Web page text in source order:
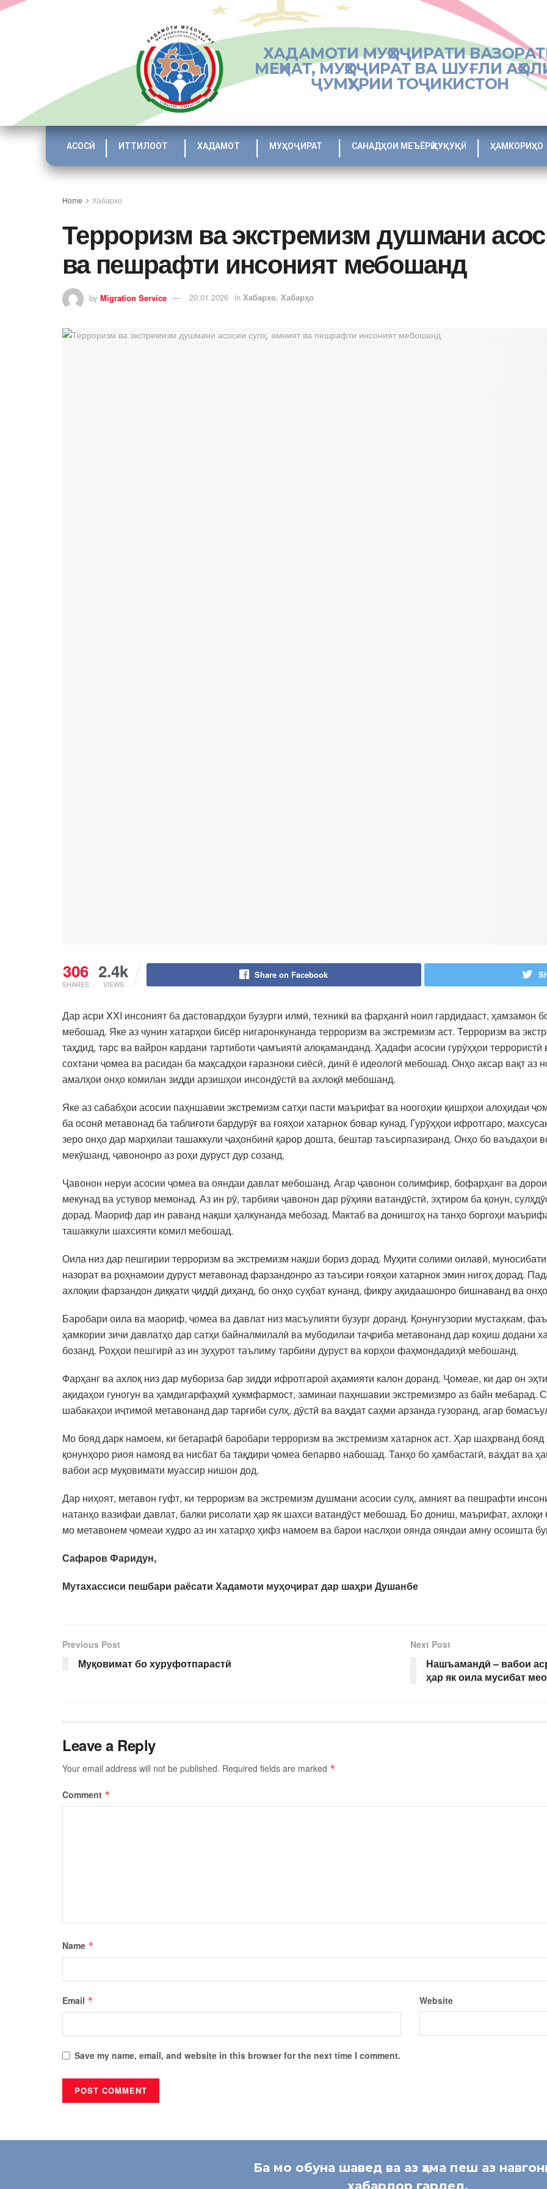
ХАДАМОТИ МУҲОҶИРАТИ
МЕҲНАТ, МУҲОҶИРАТ ВА ШУҒЛИ
ҶУМҲУРИИ ТОҶИКИСТОН
АСОСӢ ИТТИЛООТ ХАДАМОТ МУҲОҶИРАТ САНАДҲОИ МЕЪЁРӢ ҲУҚУҚӢ ҲАМКОРИҲО
Home Хабархо
Терроризм ва экстремизм душмани
ва пешрафти инсоният мебошанд
by Migration Service 20.01.2026 in Хабархо, Хабарҳо
306
SHARES
2.4k
VIEWS
Share on Facebook
Дар асри XXI инсоният ба дастовардҳои бузурги илмӣ, техникӣ ва фарҳангӣ ноил гардидааст, ҳамзамон
мебошад. Яке аз чунин хатарҳои бисёр нигаронкунанда терроризм ва экстремизм аст. Терроризм ва
таҳдид, тарс ва вайрон кардани тартиботи ҷамъиятӣ алоқаманданд. Ҳадафи асосии гурӯҳҳои
сохтани ҷомеа ва расидан ба мақсадҳои ғаразноки сиёсӣ, динӣ ё идеологӣ мебошад. Онҳо аксар вақт
амалҳои онҳо комилан зидди арзишҳои инсондӯстӣ ва ахлоқӣ мебошанд.
Яке аз сабабҳои асосии паҳншавии экстремизм сатҳи пасти маърифат ва ноогоҳии қишрҳои алоҳидаи
ба осонӣ метавонад ба таблиғоти бардурӯғ ва ғояҳои хатарнок бовар кунад. Гурӯҳҳои ифротгаро,
зеро онҳо дар марҳилаи ташаккули ҷаҳонбинӣ қарор дошта, бештар таъсирпазиранд. Онҳо бо ваъдаҳои
мекӯшанд, ҷавононро аз роҳи дуруст дур созанд.
Ҷавонон неруи асосии ҷомеа ва ояндаи давлат мебошанд. Агар ҷавонон солимфикр, бофарҳанг ва
мекунад ва устувор мемонад. Аз ин рӯ, тарбияи ҷавонон дар рӯҳияи ватандӯстӣ, эҳтиром ба қонун,
дорад. Маориф дар ин раванд нақши ҳалкунанда мебозад. Мактаб ва донишгоҳ на танҳо боргоҳи
ташаккули шахсияти комил мебошад.
Оила низ дар пешгирии терроризм ва экстремизм нақши бориз дорад. Муҳити солими оилавӣ,
назорат ва роҳнамоии дуруст метавонад фарзандонро аз таъсири ғояҳои хатарнок эмин нигоҳ дорад.
ахлоқии фарзандон диққати ҷиддӣ диҳанд, бо онҳо суҳбат кунанд, фикру ақидаашонро бишнаванд ва
Баробари оила ва маориф, ҷомеа ва давлат низ масъулияти бузург доранд. Қонунгузории мустаҳкам,
ҳамкории зичи давлатҳо дар сатҳи байналмилалӣ ва мубодилаи таҷриба метавонанд дар коҳиш додани
бозанд. Роҳҳои пешгирӣ аз ин зуҳурот таълиму тарбияи дуруст ва корҳои фаҳмондадиҳӣ мебошанд.
Фарҳанг ва ахлоқ низ дар мубориза бар зидди ифротгароӣ аҳамияти калон доранд. Ҷомеае, ки дар он
ақидаҳои гуногун ва ҳамдигарфаҳмӣ ҳукмфармост, заминаи паҳншавии экстремизмро аз байн мебарад.
шабакаҳои иҷтимоӣ метавонанд дар тарғиби сулҳ, дӯстӣ ва ваҳдат саҳми арзанда гузоранд, агар
Мо бояд дарк намоем, ки бетарафӣ баробари терроризм ва экстремизм хатарнок аст. Ҳар шаҳрванд
қонунҳоро риоя намояд ва нисбат ба тақдири ҷомеа бепарво набошад. Танҳо бо ҳамбастагӣ, ваҳдат ва
вабои аср муқовимати муассир нишон дод.
Дар ниҳоят, метавон гуфт, ки терроризм ва экстремизм душмани асосии сулҳ, амният ва пешрафти
натанҳо вазифаи давлат, балки рисолати ҳар як шахси ватандӯст мебошад. Бо дониш, маърифат,
мо метавонем ҷомеаи худро аз ин хатарҳо ҳифз намоем ва барои наслҳои оянда ояндаи амну осоишта
Сафаров Фаридун,
Мутахассиси пешбари раёсати Хадамоти муҳоҷират дар шаҳри Душанбе
Previous Post
Муқовимат бо хуруфотпарастӣ
Next Post
Нашъамандӣ – вабои
ҳар як оила мусибат
Leave a Reply
Your email address will not be published. Required fields are marked *
Comment *
Name *
Email * Website
Save my name, email, and website in this browser for the next time I comment.
Ба мо обуна шавед ва аз ҳама пеш аз
хабардор гардед.